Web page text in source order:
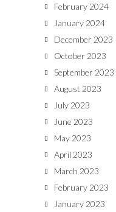
February 2024
January 2024
December 2023
October 2023
September 2023
August 2023
July 2023
June 2023
May 2023
April 2023
March 2023
February 2023
January 2023